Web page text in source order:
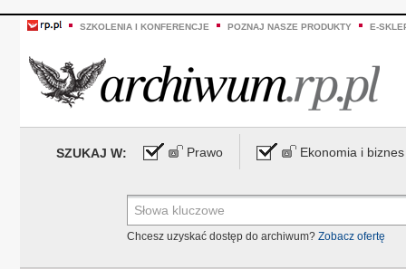
SZKOLENIA I KONFERENCJE POZNAJ NASZE PRODUKTY E-
SZUKAJ W: Prawo Ekonomia i biznes
Chcesz uzyskać dostęp do archiwum? Zobacz ofertę